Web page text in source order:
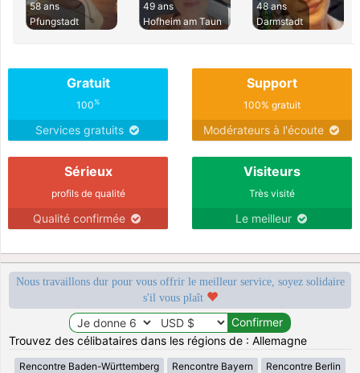
58 ans
Pfungstadt
49 ans
Hofheim am Taun
48 ans
Darmstadt
Gratuit
100%
Services gratuits
Support
100% gratuit
Modérateurs à l'écoute
Sérieux
profils de qualité
Qualité confirmée
Visiteurs
Très visité
Le meilleur
Nous travaillons dur pour vous offrir le meilleur service, soyez solidaire
s'il vous plaît
Trouvez des célibataires dans les régions de : Allemagne
Rencontre Baden-Württemberg Rencontre Bayern Rencontre Berlin